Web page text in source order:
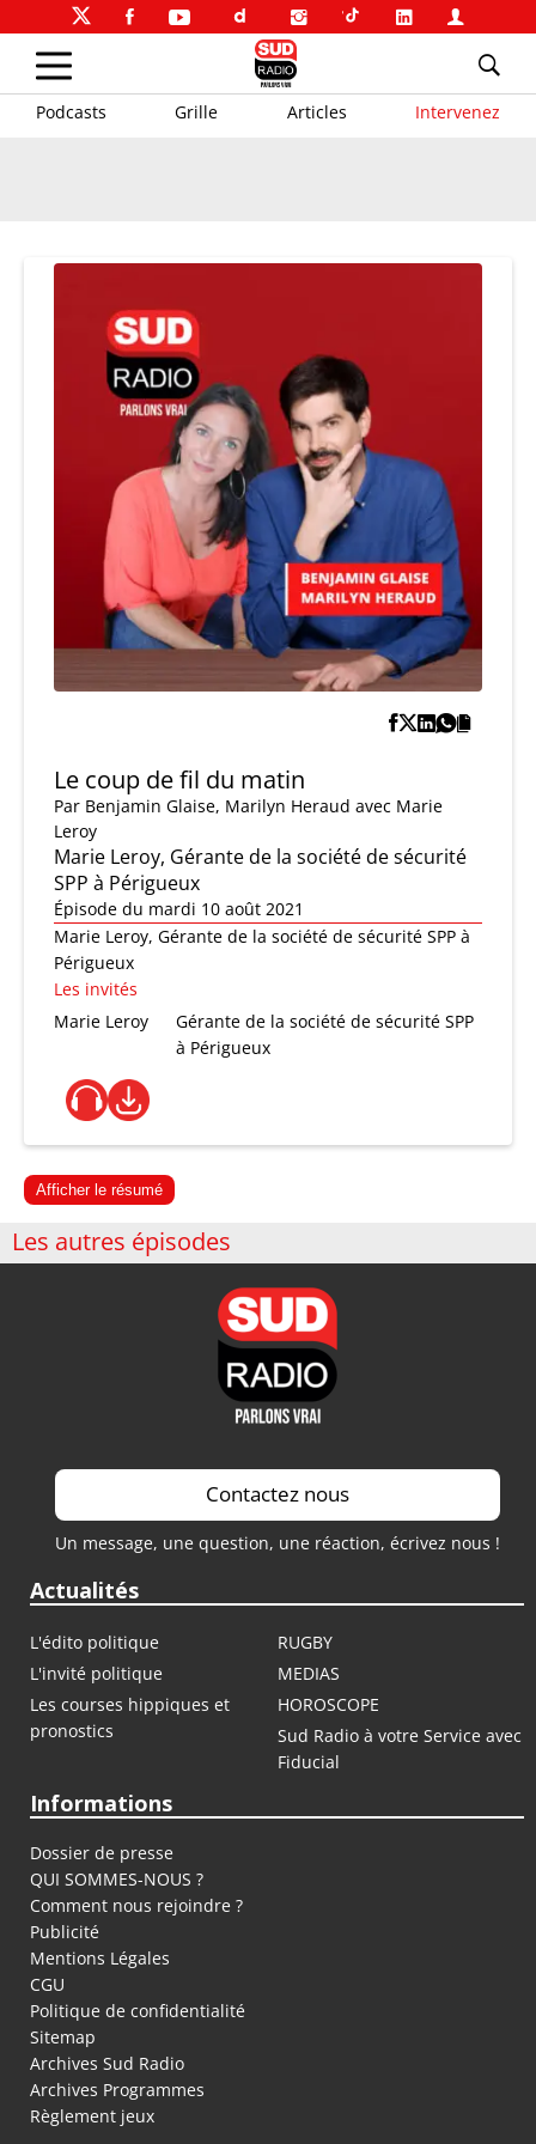
Podcasts Grille Articles Intervenez
Le coup de fil du matin
Par Benjamin Glaise, Marilyn Heraud avec Marie
Leroy
Marie Leroy, Gérante de la société de sécurité
SPP à Périgueux
Épisode du mardi 10 août 2021
Marie Leroy, Gérante de la société de sécurité SPP à
Périgueux
Les invités
Marie Leroy
Gérante de la société de sécurité SPP
à Périgueux
Afficher le résumé
Les autres épisodes
Contactez nous
Un message, une question, une réaction, écrivez nous !
Actualités
L'édito politique
RUGBY
L'invité politique
MEDIAS
Les courses hippiques et
pronostics
HOROSCOPE
Sud Radio à votre Service avec
Fiducial
Informations
Dossier de presse
QUI SOMMES-NOUS ?
Comment nous rejoindre ?
Publicité
Mentions Légales
CGU
Politique de confidentialité
Sitemap
Archives Sud Radio
Archives Programmes
Règlement jeux